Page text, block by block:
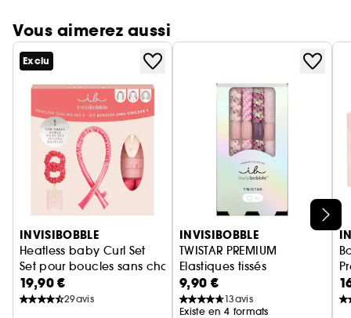
Vous aimerez aussi
Ignorer le carrousel produits
Exclu
INVISIBOBBLE
Heatless baby Curl Set
Set pour boucles sans chaleur
19,90 €
29avis
INVISIBOBBLE
TWISTAR PREMIUM
Elastiques tissés
9,90 €
13avis
Existe en 4 formats